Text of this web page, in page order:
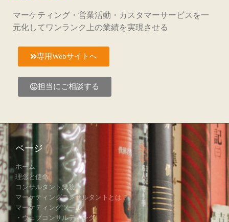
マーケティング・営業活動・カスタマーサービスを一
元化してワンランク上の業績を実現させる
専用Webサイトへ
担当にご相談する
ページ
ホーム
理念と使命
コンサルタント業務
マーケティングコンサルタントとは？
マーケティングツール
・ウェブコンサルティング